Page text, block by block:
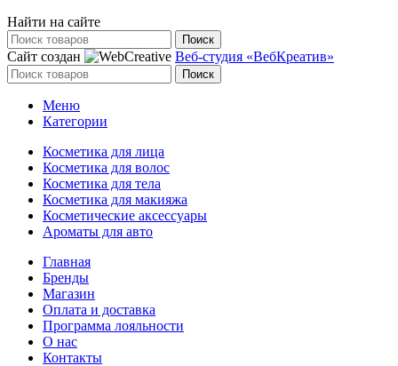
Найти на сайте
Поиск
Сайт создан Веб-студия «ВебКреатив»
Поиск
Меню
Категории
Косметика для лица
Косметика для волос
Косметика для тела
Косметика для макияжа
Косметические аксессуары
Ароматы для авто
Главная
Бренды
Магазин
Оплата и доставка
Программа лояльности
О нас
Контакты